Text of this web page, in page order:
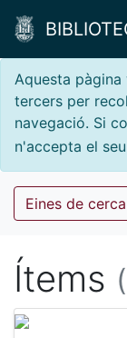
Aquesta
tercers per
navegació. Si
n'accepta el
Eines de cerca
Ítems